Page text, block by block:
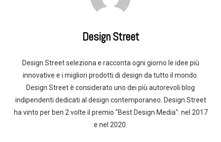
Design Street
Design Street seleziona e racconta ogni giorno le idee più
innovative e i migliori prodotti di design da tutto il mondo.
Design Street è considerato uno dei più autorevoli blog
indipendenti dedicati al design contemporaneo. Design Street
ha vinto per ben 2 volte il premio "Best Design Media": nel 2017
e nel 2020.